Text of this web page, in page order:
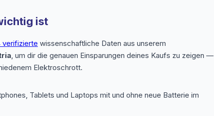
ist
verifizierte wissenschaftliche Daten aus unserem
, um dir die genauen Einsparungen deines Kaufs zu zeigen —
Elektroschrott.
Tablets und Laptops mit und ohne neue Batterie im